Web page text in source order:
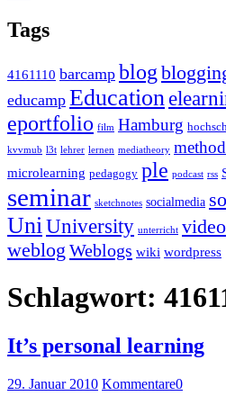
Tags
4161110 barcamp blog
educamp Education
eportfolio film Hamburg
kvvmub l3t lehrer lernen mediatheory
microlearning pedagogy ple podcast rss
seminar sketchnotes socialmedia
UniUniversity unterricht video
weblog Weblogs wiki wordpress
Schlagwort:
It’s personal learning
29. Januar 2010 Kommentare0